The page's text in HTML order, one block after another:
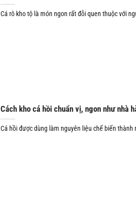
Cá rô kho tộ là món ngon rất đỗi quen thuộc với
Cách kho cá hồi chuẩn vị, ngon như nhà
Cá hồi được dùng làm nguyên liệu chế biến thành